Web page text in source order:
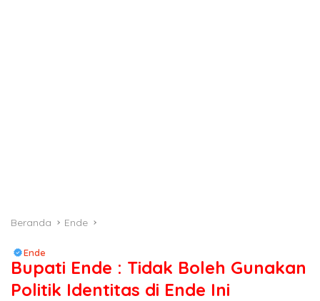
Beranda Ende
Ende
Bupati Ende : Tidak Boleh Gunakan
Politik Identitas di Ende Ini